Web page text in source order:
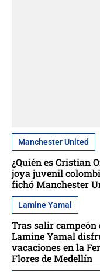
Manchester United
¿Quién es Cristian
joya juvenil
fichó Manchester
Lamine Yamal
Tras salir campeón
Lamine Yamal
vacaciones en la
Flores de Medellín